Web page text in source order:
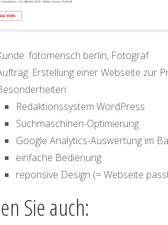
fotomensch berlin, Fotograf
Erstellung einer Webseite zur
Redaktionssystem WordPress
Suchmaschinen-Optimierung
Google Analytics-Auswertung im
einfache Bedienung
reponsive Design (= Webseite
Sie auch: